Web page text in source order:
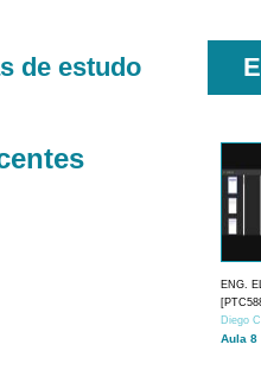
de estudo
ENG.
Diego
Aula 8